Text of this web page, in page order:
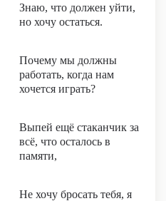
Знаю, что должен уйти,
но хочу остаться.
Почему мы должны
работать, когда нам
хочется играть?
Выпей ещё стаканчик за
всё, что осталось в
памяти,
Не хочу бросать тебя, я